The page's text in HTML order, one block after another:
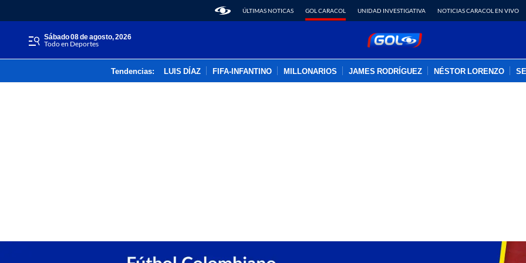
ÚLTIMAS NOTICAS GOL CARACOL UNIDAD INVESTIGATIVA NOTICIAS CARACOL EN VIVO
sábado 08 de agosto, 2026
Todo en Deportes
Tendencias: LUIS DÍAZ FIFA-INFANTINO MILLONARIOS JAMES RODRÍGUEZ NÉSTOR LORENZO